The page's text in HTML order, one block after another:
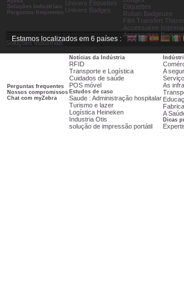
Soluções Industriais
Perguntas frequentes
Univers Etiquettes
Univers Badges
Etiquettes
Ruban Badgeuse
Film Transfert
Accessoires
Accessoires
Soluções Industriais
Perguntas frequentes
Nossos compromissos
Chat com myZebra
Notícias da Indústria
RFID
Transporte e Logística
Cuidados de saúde
POS móvel
Estudos de caso
Saude : Administração hospitalar
Turismo e lazer
Logística Heineken
Industria Otis
solução de impressão portátil
A
As
A
Dicas
Estamos localizados em 6 países :